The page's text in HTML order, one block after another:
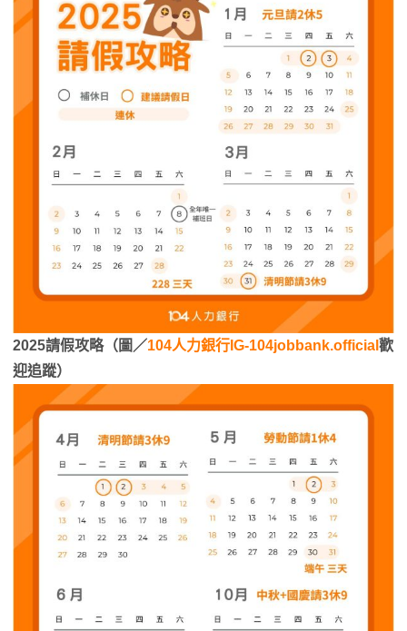
2025請假攻略（圖／104人力銀行IG-104jobbank.official 歡
迎追蹤）